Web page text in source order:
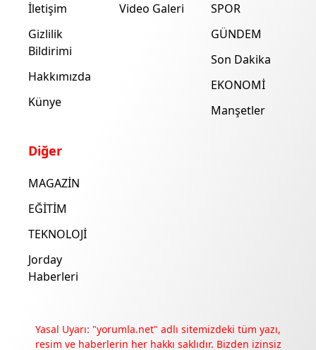
İletişim
Gizlilik
Bildirimi
Hakkımızda
Künye
Video Galeri
SPOR
GÜNDEM
Son Dakika
EKONOMİ
Manşetler
Diğer
MAGAZİN
EĞİTİM
TEKNOLOJİ
Jorday
Haberleri
Yasal Uyarı: "yorumla.net" adlı sitemizdeki tüm yazı,
resim ve haberlerin her hakkı saklıdır. Bizden izinsiz